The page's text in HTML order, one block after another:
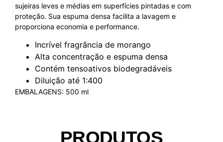
sujeiras leves e médias em superfícies pintadas e com
proteção. Sua espuma densa facilita a lavagem e
proporciona economia e performance.
Incrível fragrância de morango
Alta concentração e espuma densa
Contém tensoativos biodegradáveis
Diluição até 1:400
EMBALAGENS: 500 ml
PRODUTOS